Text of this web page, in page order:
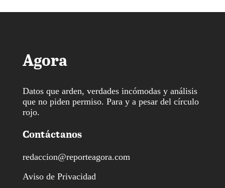
Agora
Datos que arden, verdades incómodas y análisis
que no piden permiso. Para y a pesar del círculo
rojo.
Contáctanos
redaccion@reporteagora.com
Aviso de Privacidad